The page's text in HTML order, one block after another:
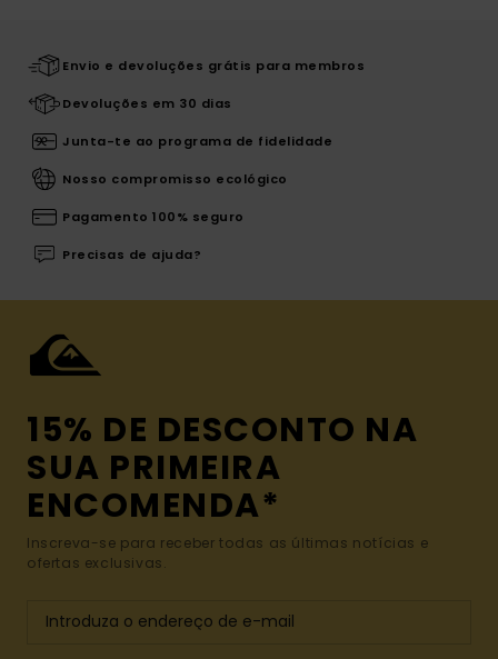
Envio e devoluções grátis para membros
Devoluções em 30 dias
Junta-te ao programa de fidelidade
Nosso compromisso ecológico
Pagamento 100% seguro
Precisas de ajuda?
15% DE DESCONTO NA
SUA PRIMEIRA
ENCOMENDA*
Inscreva-se para receber todas as últimas notícias e
ofertas exclusivas.